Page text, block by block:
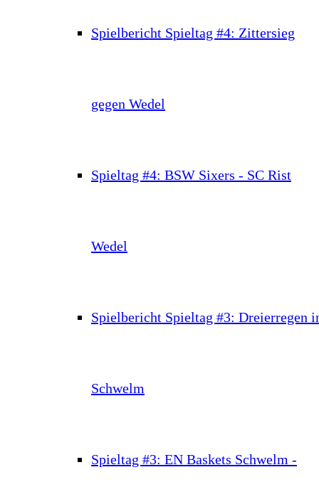
Spielbericht Spieltag #4: Zittersieg
gegen Wedel
Spieltag #4: BSW Sixers - SC Rist
Wedel
Spielbericht Spieltag #3: Dreierregen
Schwelm
Spieltag #3: EN Baskets Schwelm -